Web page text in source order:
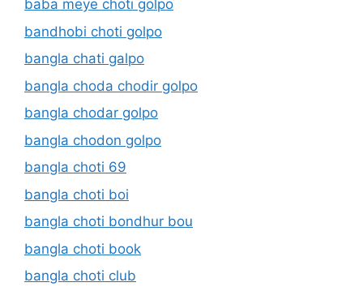
baba meye choti golpo
bandhobi choti golpo
bangla chati galpo
bangla choda chodir golpo
bangla chodar golpo
bangla chodon golpo
bangla choti 69
bangla choti boi
bangla choti bondhur bou
bangla choti book
bangla choti club